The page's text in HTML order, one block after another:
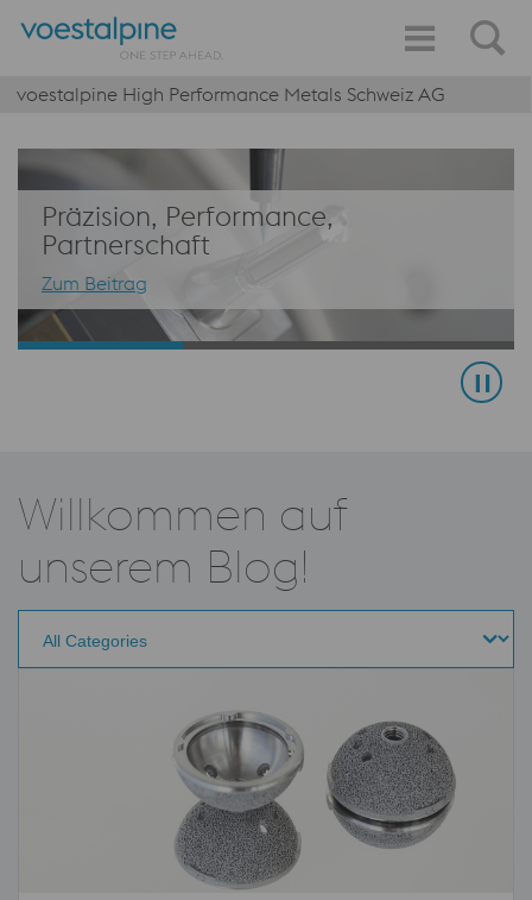
voestalpine High Performance Metals Schweiz AG
Präzision, Performance,
Partnerschaft
Zum Beitrag
Willkommen auf
unserem Blog!